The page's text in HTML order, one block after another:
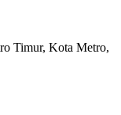
Timur, Kota Metro,